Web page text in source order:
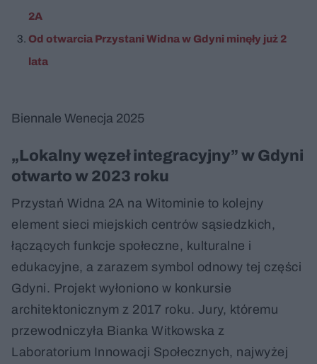
2A
Od otwarcia Przystani Widna w Gdyni minęły już 2
lata
Biennale Wenecja 2025
„Lokalny węzeł integracyjny” w Gdyni
otwarto w 2023 roku
Przystań Widna 2A na Witominie to kolejny
element sieci miejskich centrów sąsiedzkich,
łączących funkcje społeczne, kulturalne i
edukacyjne, a zarazem symbol odnowy tej części
Gdyni. Projekt wyłoniono w konkursie
architektonicznym z 2017 roku. Jury, któremu
przewodniczyła Bianka Witkowska z
Laboratorium Innowacji Społecznych, najwyżej